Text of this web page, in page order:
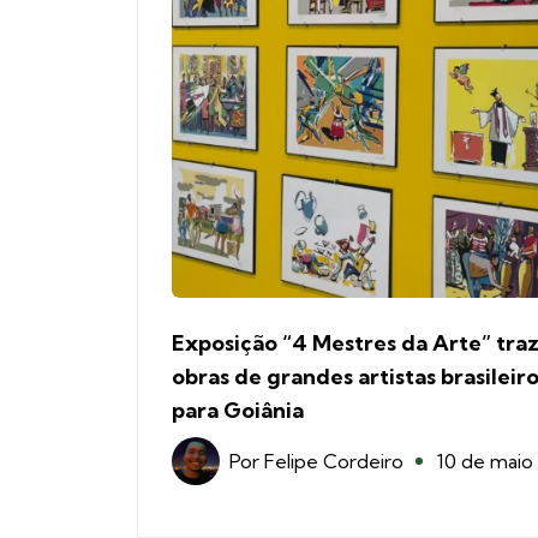
Exposição “4 Mestres da Arte”
obras de grandes artistas
para Goiânia
Por Felipe Cordeiro 10 de maio